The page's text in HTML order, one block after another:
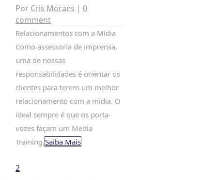
Por Cris Moraes | 0
comment
Relacionamentos com a Mídia
Como assessoria de imprensa,
uma de nossas
responsabilidades é orientar os
clientes para terem um melhor
relacionamento com a mídia. O
ideal sempre é que os porta-
vozes façam um Media
Training,Saiba Mais
2